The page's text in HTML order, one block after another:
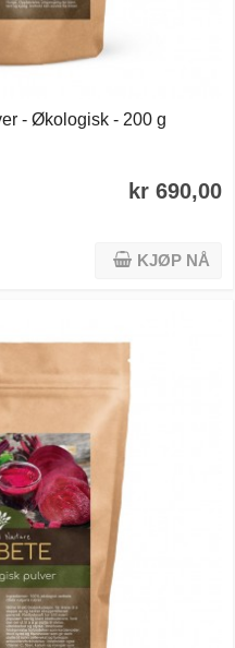
- Økologisk - 200 g
kr 690,00
KJØP NÅ